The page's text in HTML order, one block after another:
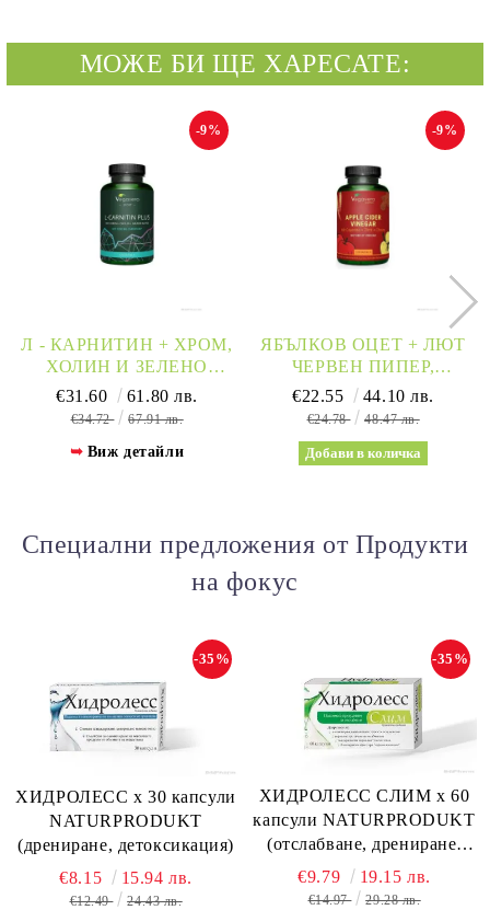
МОЖЕ БИ ЩЕ ХАРЕСАТЕ:
Л - КАРНИТИН + ХРОМ,
ХОЛИН И ЗЕЛЕНО
КАФЕ Х 120 КАПСУЛИ
VEGAVERO
-9%
€31.60 61.80 лв.
€34.72 67.91 лв.
Виж детайли
ЯБЪЛКОВ ОЦЕТ + ЛЮТ
ЧЕРВЕН ПИПЕР,
КАНЕЛА И ХРОМ Х 120
КАПСУЛИ ЗА
ДЕТОКС VEGAVERO
-9%
€22.55 44.10 лв.
€24.78 48.47 лв.
Специални предложения от Продукти
на фокус
ХИДРОЛЕСС х 30 капсули
NATURPRODUKT
(дрениране, детоксикация)
-35%
€8.15 15.94 лв.
€12.49 24.43 лв.
ХИДРОЛЕСС СЛИМ х 60
капсули NATURPRODUKT
(отслабване, дрениране,
метаболизъм)
-35%
€9.79 19.15 лв.
€14.97 29.28 лв.